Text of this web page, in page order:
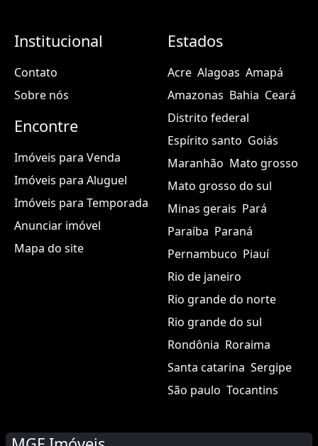
Institucional
Contato
Sobre nós
Encontre
Imóveis para Venda
Imóveis para Aluguel
Imóveis para Temporada
Anunciar imóvel
Mapa do site
Estados
Acre Alagoas Amapá
Amazonas Bahia Ceará
Distrito federal
Espírito santo Goiás
Maranhão Mato grosso
Mato grosso do sul
Minas gerais Pará
Paraíba Paraná
Pernambuco Piauí
Rio de janeiro
Rio grande do norte
Rio grande do sul
Rondônia Roraima
Santa catarina Sergipe
São paulo Tocantins